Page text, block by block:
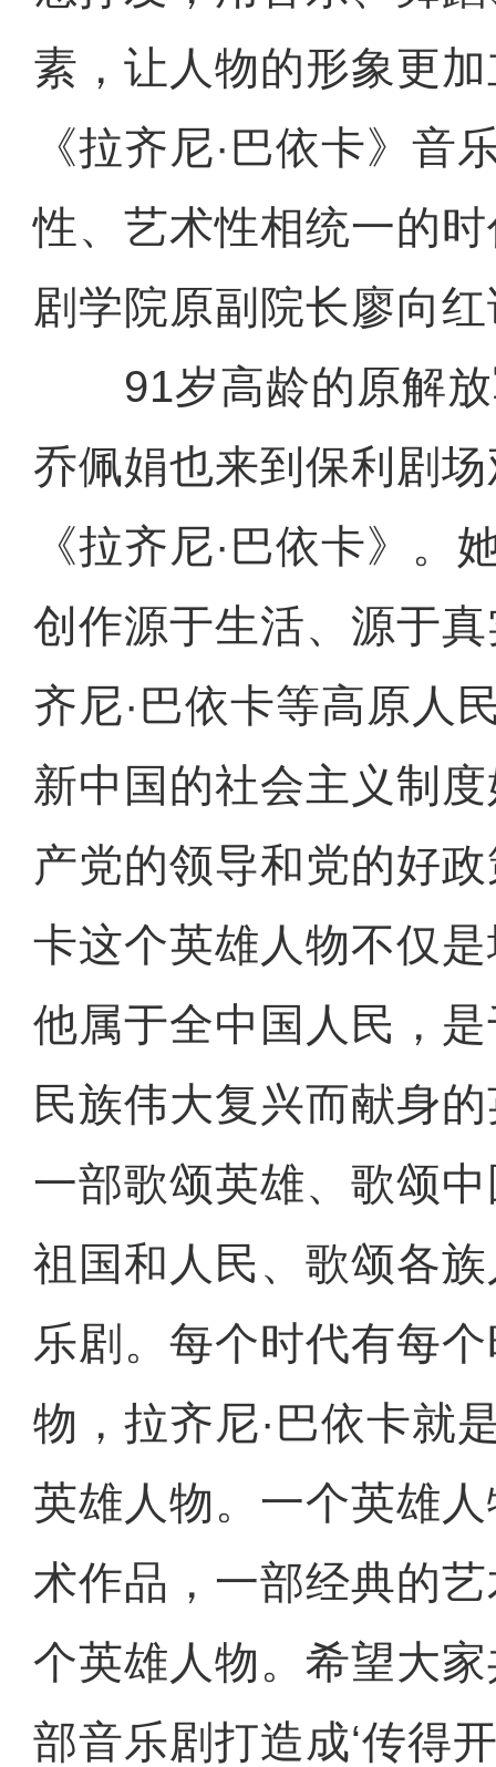
素，让人物的形象更
《拉齐尼·巴依卡》音
性、艺术性相统一的
剧学院原副院长廖向
91岁高龄的原解放
乔佩娟也来到保利剧
《拉齐尼·巴依卡》。
创作源于生活、源于
齐尼·巴依卡等高原人
新中国的社会主义制
产党的领导和党的好
卡这个英雄人物不仅
他属于全中国人民，
民族伟大复兴而献身
一部歌颂英雄、歌颂
祖国和人民、歌颂各
乐剧。每个时代有每
物，拉齐尼·巴依卡就
英雄人物。一个英雄
术作品，一部经典的
个英雄人物。希望大
部音乐剧打造成‘传得